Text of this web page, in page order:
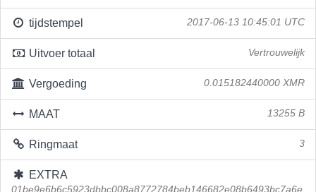
tijdstempel 2017-06-13 10:45:01 UTC
Uitvoer totaal Vertrouwelijk
Vergoeding 0.015182440000 XMR
MAAT 13255 B
Ringmaat 3
EXTRA
01be9e6b6c5923dbbc008a8772784beb146682e08b6493bc7a6e